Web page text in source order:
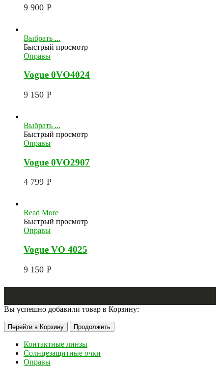
9 900 Р
Выбрать ...
Быстрый просмотр
Оправы
Vogue 0VO4024
9 150 Р
Выбрать ...
Быстрый просмотр
Оправы
Vogue 0VO2907
4 799 Р
Read More
Быстрый просмотр
Оправы
Vogue VO 4025
9 150 Р
Вы успешно добавили товар в Корзину:
Перейти в Корзину Продолжить
Контактные линзы
Солнцезащитные очки
Оправы